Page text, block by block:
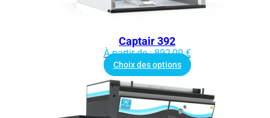
Captair 392
À partir de :892,00€
Choix des options